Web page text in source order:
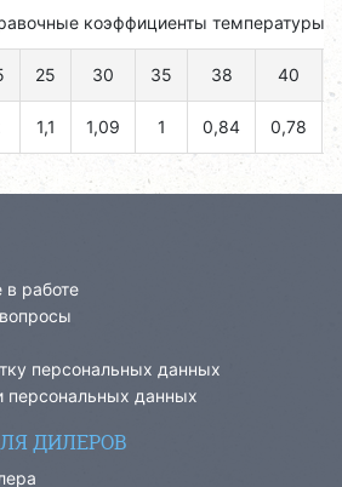
коэффициенты температуры
25 30 35 38 40
1,1 1,09 1 0,84 0,78
работе
персональных данных
персональных данных
ДИЛЕРОВ